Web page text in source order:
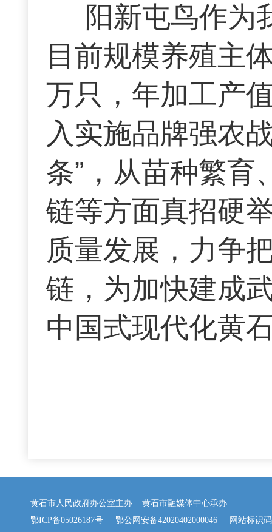
阳新屯鸟作为
目前规模养殖主
万只，年加工产
入实施品牌强农
条”，从苗种繁育
链等方面真招硬
质量发展，力争
链，为加快建成
中国式现代化黄
黄石市人民政府办公室主办 黄石市融媒体中心承办
鄂ICP备05026187号
鄂公网安备42020402000046 网站标识码